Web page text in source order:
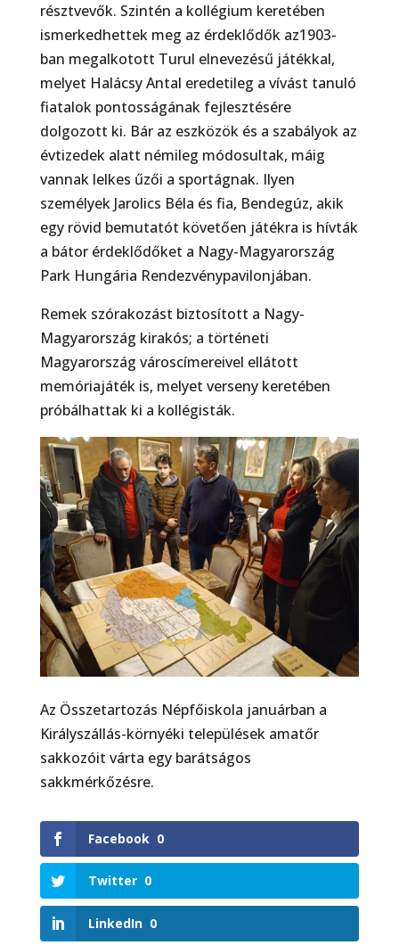
résztvevők. Szintén a kollégium keretében
ismerkedhettek meg az érdeklődők az1903-
ban megalkotott Turul elnevezésű játékkal,
melyet Halácsy Antal eredetileg a vívást tanuló
fiatalok pontosságának fejlesztésére
dolgozott ki. Bár az eszközök és a szabályok az
évtizedek alatt némileg módosultak, máig
vannak lelkes űzői a sportágnak. Ilyen
személyek Jarolics Béla és fia, Bendegúz, akik
egy rövid bemutatót követően játékra is hívták
a bátor érdeklődőket a Nagy-Magyarország
Park Hungária Rendezvénypavilonjában.
Remek szórakozást biztosított a Nagy-
Magyarország kirakós; a történeti
Magyarország városcímereivel ellátott
memóriajáték is, melyet verseny keretében
próbálhattak ki a kollégisták.
Az Összetartozás Népfőiskola januárban a
Királyszállás-környéki települések amatőr
sakkozóit várta egy barátságos
sakkmérkőzésre.
Facebook 0
Twitter 0
LinkedIn 0